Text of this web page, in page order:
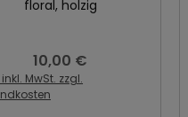
floral, holzig
Regulärer Preis:
10,00 €
inkl. MwSt. zzgl.